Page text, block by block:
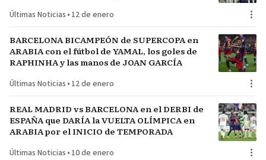
Últimas Noticias • 12 de enero
BARCELONA BICAMPEÓN de SUPERCOPA en
ARABIA con el fútbol de YAMAL, los goles de
RAPHINHA y las manos de JOAN GARCÍA
Últimas Noticias • 12 de enero
REAL MADRID vs BARCELONA en el DERBI de
ESPAÑA que DARÍA la VUELTA OLÍMPICA en
ARABIA por el INICIO de TEMPORADA
Últimas Noticias • 10 de enero